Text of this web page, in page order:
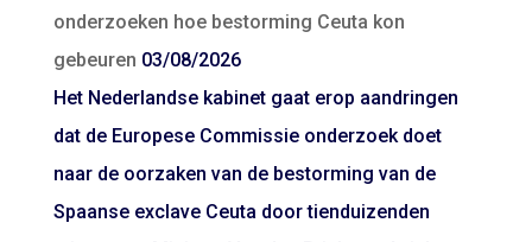
onderzoeken hoe bestorming Ceuta kon
gebeuren 03/08/2026
Het Nederlandse kabinet gaat erop aandringen
dat de Europese Commissie onderzoek doet
naar de oorzaken van de bestorming van de
Spaanse exclave Ceuta door tienduizenden